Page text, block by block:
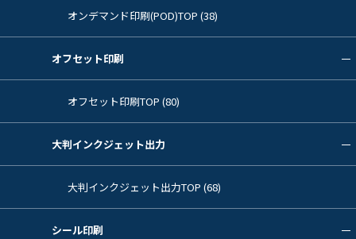
オンデマンド印刷(POD)TOP (38)
オフセット印刷
オフセット印刷TOP (80)
大判インクジェット出力
大判インクジェット出力TOP (68)
シール印刷